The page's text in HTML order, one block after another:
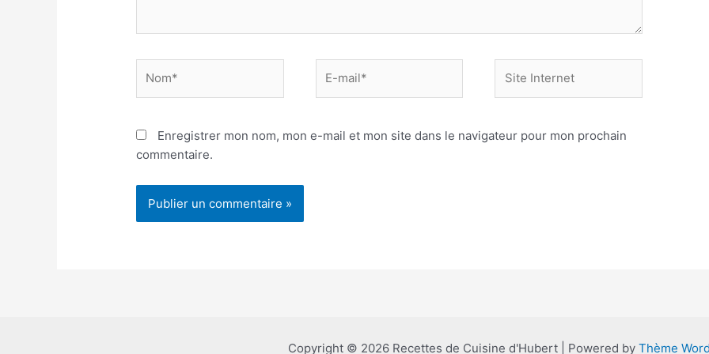
mail*
Internet
Enregistrer mon nom, mon e-mail et mon site dans le navigateur pour mon prochain
commentaire.
Copyright © 2026 Recettes de Cuisine d'Hubert | Powered by Thème